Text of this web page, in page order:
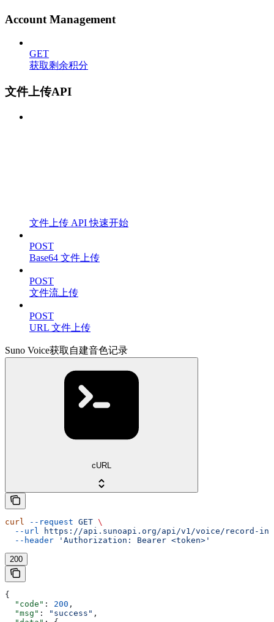
Account Management
GET
获取剩余积分
文件上传API
文件上传 API 快速开始
POST
Base64 文件上传
POST
文件流上传
POST
URL 文件上传
Suno Voice获取自建音色记录
cURL
curl --request GET \
  --url
https://api.sunoapi.org/api/v1/voice/record-
  --header
'Authorization: Bearer <token>'
200
{
  "code"
: 200 ,
  "msg"
: "success" ,